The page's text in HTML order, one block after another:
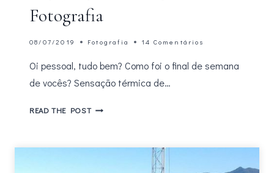
Fotografia
08/07/2019 Fotografia 14 Comentários
Oi pessoal, tudo bem? Como foi o final de semana
de vocês? Sensação térmica de…
READ THE POSTTOP
PARA